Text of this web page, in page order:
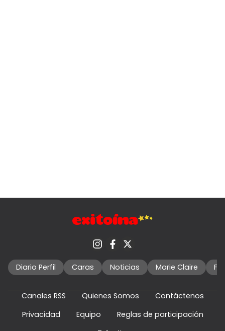
Diario Perfil Caras Noticias Marie Claire
Canales RSS Quienes Somos
Contáctenos
Privacidad
Equipo
Reglas de participación